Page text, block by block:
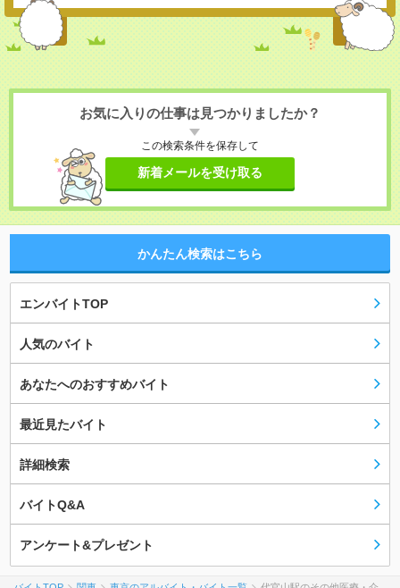
お気に入りの仕事は見つかりましたか？
この検索条件を保存して
新着メールを受け取る
かんたん検索はこちら
エンバイトTOP
人気のバイト
あなたへのおすすめバイト
最近見たバイト
詳細検索
バイトQ&A
アンケート&プレゼント